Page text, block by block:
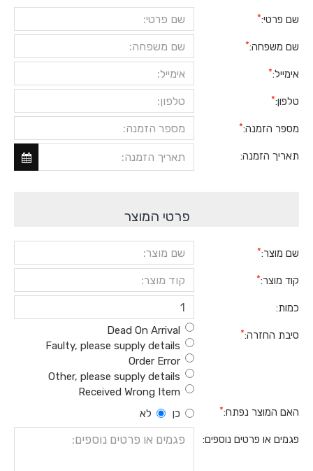
שם פרטי:
שם משפחה:
אימייל:
טלפון:
מספר הזמנה:
תאריך הזמנה:
פרטי המוצר
שם מוצר:
קוד מוצר:
כמות:
סיבת החזרה:
Dead On Arrival
Faulty, please supply details
Order Error
Other, please supply details
Received Wrong Item
האם המוצר נפתח:
כן לא
פגמים או פרטים נוספים: